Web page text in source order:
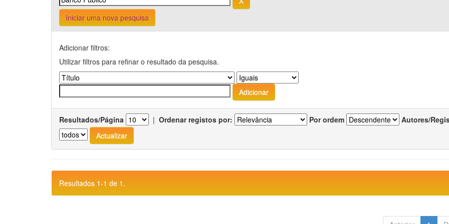
Iniciar uma nova pesquisa
Adicionar filtros:
Utilizar filtros para refinar o resultado da pesquisa.
Resultados/Página | Ordenar registos por: Por ordem Autores/
Resultados 1-1 de 1.